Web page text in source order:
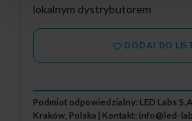
lokalnym dystrybutorem
DODAJ DO
Podmiot odpowiedzialny: LED Labs
Kraków, Polska | Kontakt: info@led-